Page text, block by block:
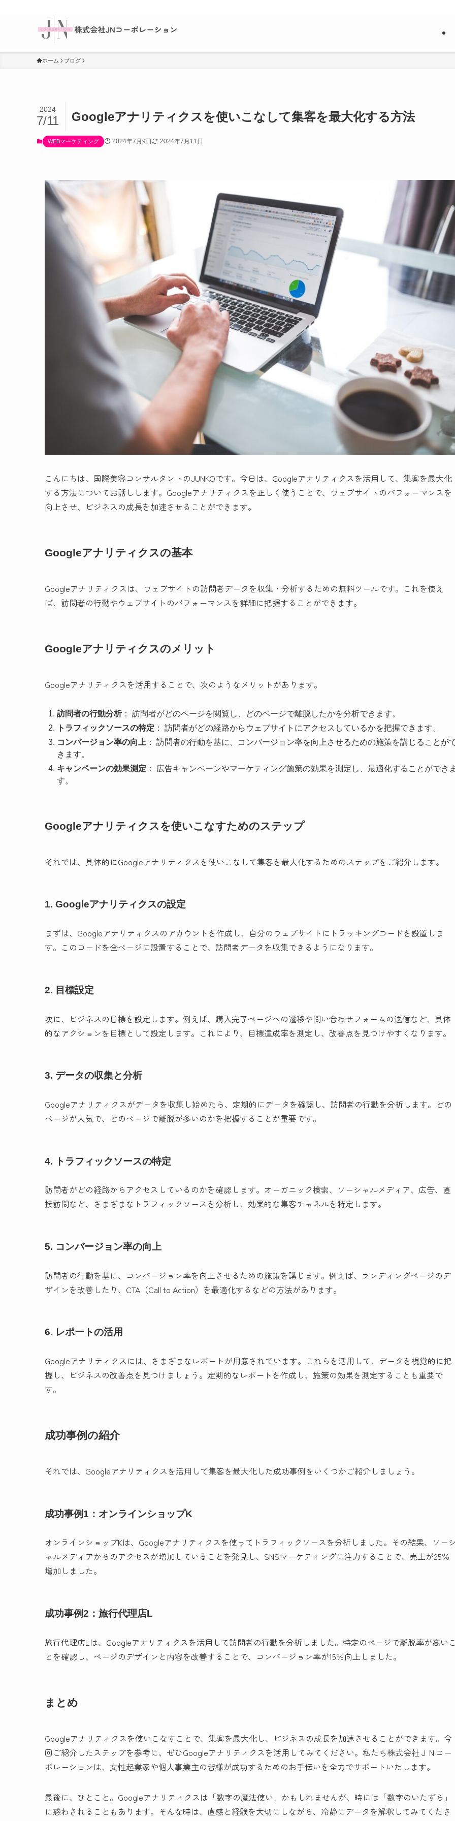
ホーム ブログ
Googleアナリティクスを使いこなして集客を最大化する方法
2024
7/11
WEBマーケティング 2024年7月9日 2024年7月11日
こんにちは、国際美容コンサルタントのJUNKOです。今日は、Googleアナリティクスを活用して、集客を最大化
する方法についてお話しします。Googleアナリティクスを正しく使うことで、ウェブサイトのパフォーマンスを
向上させ、ビジネスの成長を加速させることができます。
Googleアナリティクスの基本
Googleアナリティクスは、ウェブサイトの訪問者データを収集・分析するための無料ツールです。これを使え
ば、訪問者の行動やウェブサイトのパフォーマンスを詳細に把握することができます。
Googleアナリティクスのメリット
Googleアナリティクスを活用することで、次のようなメリットがあります。
訪問者の行動分析： 訪問者がどのページを閲覧し、どのページで離脱したかを分析できます。
トラフィックソースの特定 ： 訪問者がどの経路からウェブサイトにアクセスしているかを把握できます。
コンバージョン率の向上 ： 訪問者の行動を基に、コンバージョン率を向上させるための施策を講じることが
きます。
キャンペーンの効果測定 ： 広告キャンペーンやマーケティング施策の効果を測定し、最適化することができ
す。
Googleアナリティクスを使いこなすためのステップ
それでは、具体的にGoogleアナリティクスを使いこなして集客を最大化するためのステップをご紹介します。
1. Googleアナリティクスの設定
まずは、Googleアナリティクスのアカウントを作成し、自分のウェブサイトにトラッキングコードを設置しま
す。このコードを全ページに設置することで、訪問者データを収集できるようになります。
2. 目標設定
次に、ビジネスの目標を設定します。例えば、購入完了ページへの遷移や問い合わせフォームの送信など、具体
的なアクションを目標として設定します。これにより、目標達成率を測定し、改善点を見つけやすくなります。
3. データの収集と分析
Googleアナリティクスがデータを収集し始めたら、定期的にデータを確認し、訪問者の行動を分析します。どの
ページが人気で、どのページで離脱が多いのかを把握することが重要です。
4. トラフィックソースの特定
訪問者がどの経路からアクセスしているのかを確認します。オーガニック検索、ソーシャルメディア、広告、直
接訪問など、さまざまなトラフィックソースを分析し、効果的な集客チャネルを特定します。
5. コンバージョン率の向上
訪問者の行動を基に、コンバージョン率を向上させるための施策を講じます。例えば、ランディングページのデ
ザインを改善したり、CTA（Call to Action）を最適化するなどの方法があります。
6. レポートの活用
Googleアナリティクスには、さまざまなレポートが用意されています。これらを活用して、データを視覚的に把
握し、ビジネスの改善点を見つけましょう。定期的なレポートを作成し、施策の効果を測定することも重要で
す。
成功事例の紹介
それでは、Googleアナリティクスを活用して集客を最大化した成功事例をいくつかご紹介しましょう。
成功事例1：オンラインショップK
オンラインショップKは、Googleアナリティクスを使ってトラフィックソースを分析しました。その結果、ソー
ャルメディアからのアクセスが増加していることを発見し、SNSマーケティングに注力することで、売上が25％
増加しました。
成功事例2：旅行代理店L
旅行代理店Lは、Googleアナリティクスを活用して訪問者の行動を分析しました。特定のページで離脱率が高い
とを確認し、ページのデザインと内容を改善することで、コンバージョン率が15％向上しました。
まとめ
Googleアナリティクスを使いこなすことで、集客を最大化し、ビジネスの成長を加速させることができます。今
回ご紹介したステップを参考に、ぜひGoogleアナリティクスを活用してみてください。私たち株式会社ＪＮコー
ポレーションは、女性起業家や個人事業主の皆様が成功するためのお手伝いを全力でサポートいたします。
最後に、ひとこと。Googleアナリティクスは「数字の魔法使い」かもしれませんが、時には「数字のいたずら」
に惑わされることもあります。そんな時は、直感と経験を大切にしながら、冷静にデータを解釈してみてくださ